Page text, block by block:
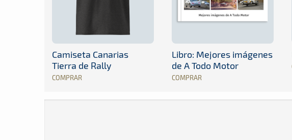
Camiseta Canarias
Tierra de Rally
COMPRAR
Libro: Mejores imágenes
de A Todo Motor
COMPRAR